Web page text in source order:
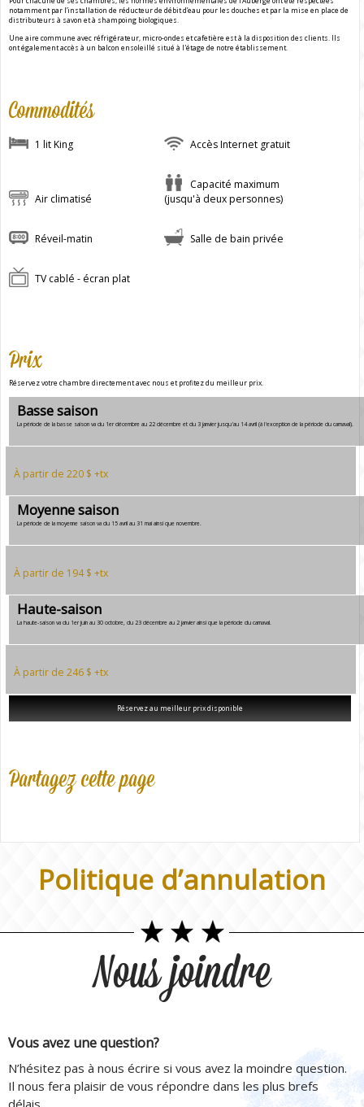
notamment par l’installation de réducteur de débit d’eau pour les douches et par la mise en place de
distributeurs à savon et à shampoing biologiques.
Une aire commune avec réfrigérateur, micro-ondes et cafetière est à la disposition des clients. Ils
ont également accès à un balcon ensoleillé situé à l'étage de notre établissement.
Commodités
1 lit King Accès Internet gratuit
Air climatisé
Capacité maximum
(jusqu'à deux personnes)
Réveil-matin Salle de bain privée
TV cablé - écran plat
Prix
Réservez votre chambre directement avec nous et profitez du meilleur prix.
Basse saison
La période de la basse saison va du 1er décembre au 22 décembre et du 3 janvier jusqu'au 14 avril (à l'exception de la période du carnaval).
À partir de 220 $ +tx
Moyenne saison
La période de la moyenne saison va du 15 avril au 31 mai ainsi que novembre.
À partir de 194 $ +tx
Haute-saison
La haute-saison va du 1er juin au 30 octobre, du 23 décembre au 2 janvier ainsi que la période du carnaval.
À partir de 246 $ +tx
Réservez au meilleur prix disponible
Partagez cette page
Politique d’annulation
Nous joindre
Vous avez une question?
N’hésitez pas à nous écrire si vous avez la moindre question.
Il nous fera plaisir de vous répondre dans les plus brefs
délais.